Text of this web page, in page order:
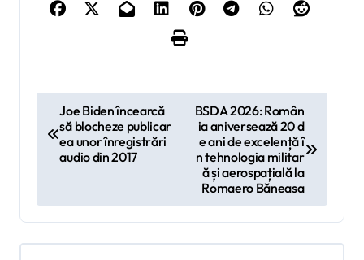
g
a
Joe Biden încearcă
să blocheze publicar
ea unor înregistrări
audio din 2017
BSDA 2026: Român
ia aniversează 20 d
e ani de excelență î
n tehnologia militar
ă și aerospațială la
Romaero Băneasa